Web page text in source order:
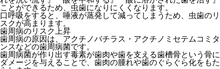
ことができるため、虫歯になりにくくなります。
口呼吸をすると、唾液が蒸発して減ってしまうため、虫歯のリ
スクが高まります。
歯周病のリスク上昇
歯周病の原因は、アクチノバチラス・アクチノミセテムコミタ
ンスなどの歯周病菌です。
歯周病菌が作り出す毒素が歯肉や歯を支える歯槽骨という骨に
ダメージを与えることで、歯肉の腫れや歯のぐらぐら化をもた